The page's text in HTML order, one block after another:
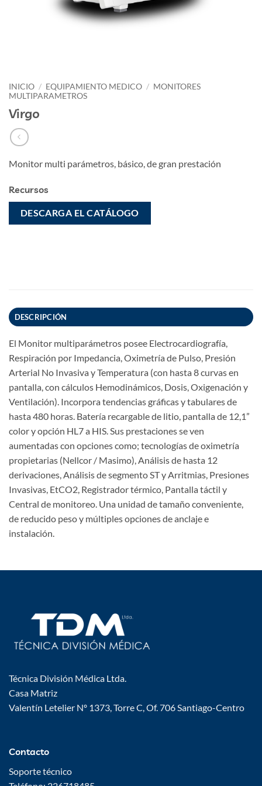
INICIO / EQUIPAMIENTO MEDICO / MONITORES
MULTIPARAMETROS
Virgo
Monitor multi parámetros, básico, de gran prestación
Recursos
DESCARGA EL CATÁLOGO
DESCRIPCIÓN
El Monitor multiparámetros posee Electrocardiografía,
Respiración por Impedancia, Oximetría de Pulso, Presión
Arterial No Invasiva y Temperatura (con hasta 8 curvas en
pantalla, con cálculos Hemodinámicos, Dosis, Oxigenación y
Ventilación). Incorpora tendencias gráficas y tabulares de
hasta 480 horas. Batería recargable de litio, pantalla de 12,1”
color y opción HL7 a HIS. Sus prestaciones se ven
aumentadas con opciones como; tecnologías de oximetría
propietarias (Nellcor / Masimo), Análisis de hasta 12
derivaciones, Análisis de segmento ST y Arritmias, Presiones
Invasivas, EtCO2, Registrador térmico, Pantalla táctil y
Central de monitoreo. Una unidad de tamaño conveniente,
de reducido peso y múltiples opciones de anclaje e
instalación.
Técnica División Médica Ltda.
Casa Matriz
Valentín Letelier Nº 1373, Torre C, Of. 706 Santiago-Centro
Contacto
Soporte técnico